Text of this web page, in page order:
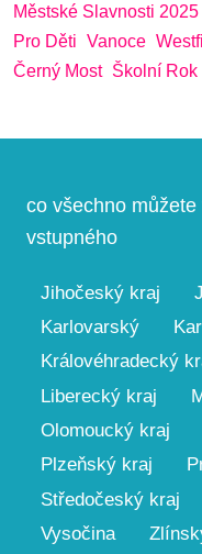
Městské Slavnosti 2025
Pro Děti Vanoce
Černý Most Školní Rok
co všechno
vstupného
Jihočeský kraj
Karlovarský
Královéhradecký
Liberecký kraj
Olomoucký kraj
Plzeňský kraj
Středočeský kraj
Vysočina